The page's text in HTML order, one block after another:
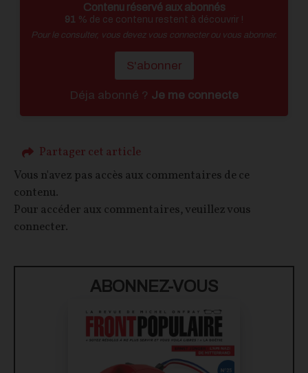
Contenu réservé aux abonnés
91 % de ce contenu restent à découvrir !
Pour le consulter, vous devez vous connecter ou vous abonner.
S'abonner
Déja abonné ? Je me connecte
Partager cet article
Vous n'avez pas accès aux commentaires de ce
contenu.
Pour accéder aux commentaires, veuillez vous
connecter.
ABONNEZ-VOUS